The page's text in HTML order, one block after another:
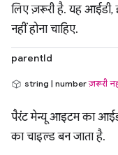
लिए ज़रूरी है. यह
नहीं होना चाहिए.
parentId
string | numberज़रूरी
पैरंट मेन्यू आइटम का
का चाइल्ड बन जाता है.